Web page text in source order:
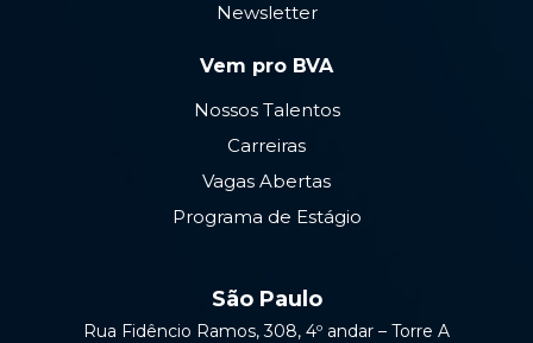
Newsletter
Vem pro BVA
Nossos Talentos
Carreiras
Vagas Abertas
Programa de Estágio
São Paulo
Rua Fidêncio Ramos, 308, 4º andar – Torre A